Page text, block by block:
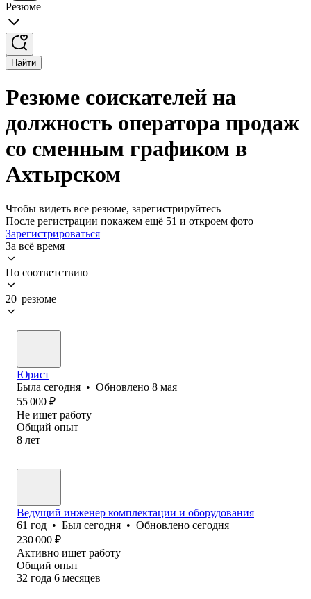
Резюме
Найти
Резюме соискателей на
должность оператора продаж
со сменным графиком в
Ахтырском
Чтобы видеть все резюме, зарегистрируйтесь
После регистрации покажем ещё 51 и откроем фото
Зарегистрироваться
За всё время
По соответствию
20 резюме
Юрист
Была сегодня • Обновлено 8 мая
55 000 ₽
Не ищет работу
Общий опыт
8 лет
Ведущий инженер комплектации и оборудования
61 год • Был сегодня • Обновлено сегодня
230 000 ₽
Активно ищет работу
Общий опыт
32 года 6 месяцев